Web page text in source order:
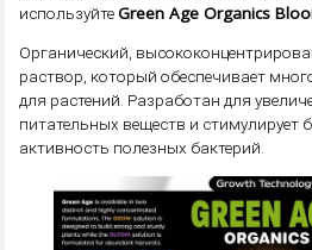
используйтеGreen Age Organics
Органический,
раствор, который обеспечивает
для растений. Разработан для
питательных веществ и стимулирует
активность полезных бактерий.